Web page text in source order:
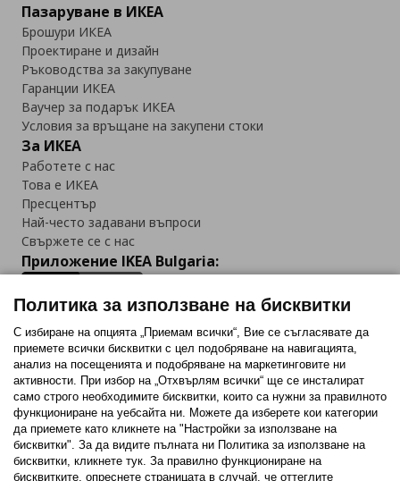
Пазаруване в ИКЕА
Брошури ИКЕА
Проектиране и дизайн
Ръководства за закупуване
Гаранции ИКЕА
Ваучер за подарък ИКЕА
Условия за връщане на закупени стоки
За ИКЕА
Работете с нас
Това е ИКЕА
Пресцентър
Най-често задавани въпроси
Свържете се с нас
Приложение IKEA Bulgaria:
Последвайте ни:
FacebookTwitterYoutubePinterestInstagram
Политика за използване на бисквитки
С избиране на опцията „Приемам всички“, Вие се съгласявате да
приемете всички бисквитки с цел подобряване на навигацията,
анализ на посещенията и подобряване на маркетинговите ни
активности. При избор на „Отхвърлям всички“ ще се инсталират
само строго необходимитe бисквитки, които са нужни за правилното
функциониране на уебсайта ни. Можете да изберете кои категории
да приемете като кликнете на "Настройки за използване на
бисквитки". За да видите пълната ни Политика за използване на
бисквитки, кликнете тук. За правилно функциониране на
бисквитките, опреснете страницата в случай, че оттеглите